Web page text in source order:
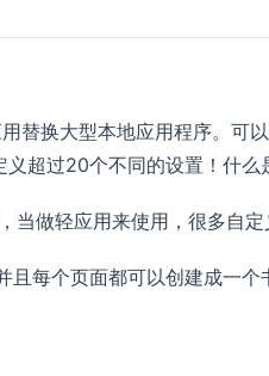
换大型本地应用程序。可
超过20个不同的设置！什
做轻应用来使用，很多自定
每个页面都可以创建成一个